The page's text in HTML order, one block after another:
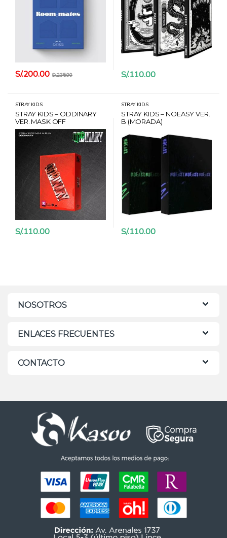
S/.200.00 S/.235.00 S/.110.00
STRAY KIDS
STRAY KIDS – ODDINARY
VER. MASK OFF
S/.110.00
STRAY KIDS
STRAY KIDS – NOEASY VER.
B (MORADA)
S/.110.00
NOSOTROS
ENLACES FRECUENTES
CONTACTO